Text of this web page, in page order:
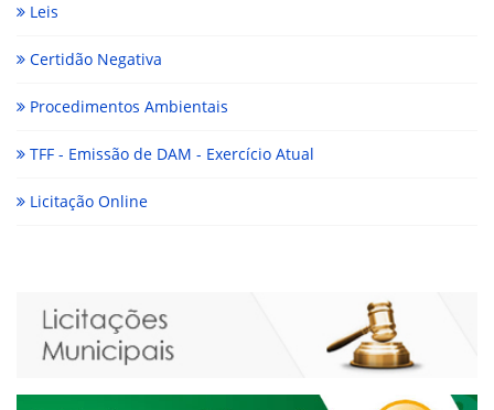
Leis
Certidão Negativa
Procedimentos Ambientais
TFF - Emissão de DAM - Exercício Atual
Licitação Online